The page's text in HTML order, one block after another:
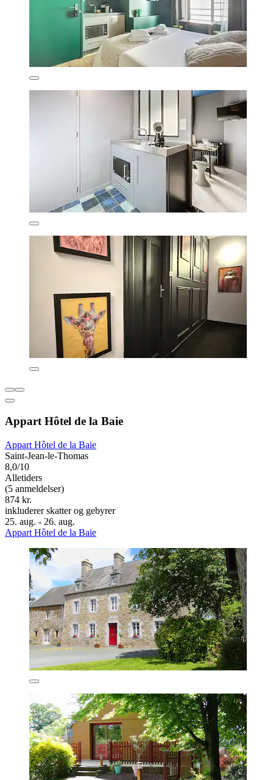
Appart Hôtel de la Baie
Appart Hôtel de la Baie
Saint-Jean-le-Thomas
8,0/10
Alletiders
(5 anmeldelser)
874 kr.
inkluderer skatter og gebyrer
25. aug. - 26. aug.
Appart Hôtel de la Baie